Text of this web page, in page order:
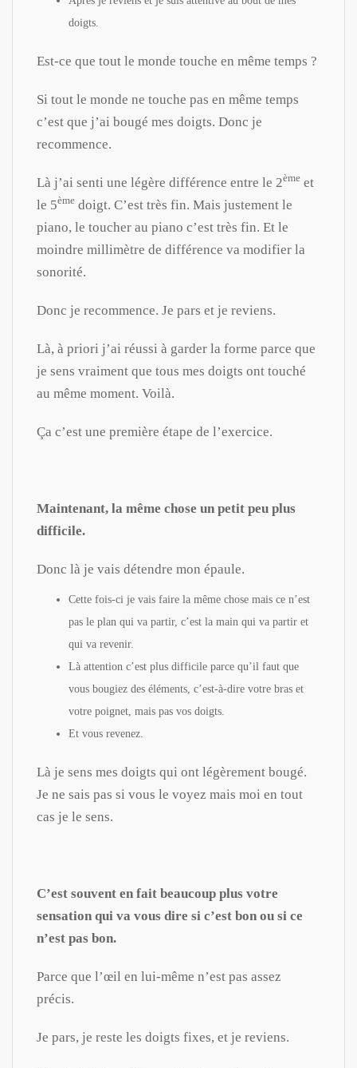
doigts.
Est-ce que tout le monde touche en même temps ?
Si tout le monde ne touche pas en même temps
c’est que j’ai bougé mes doigts. Donc je
recommence.
Là j’ai senti une légère différence entre le 2ème et
le 5ème doigt. C’est très fin. Mais justement le
piano, le toucher au piano c’est très fin. Et le
moindre millimètre de différence va modifier la
sonorité.
Donc je recommence. Je pars et je reviens.
Là, à priori j’ai réussi à garder la forme parce que
je sens vraiment que tous mes doigts ont touché
au même moment. Voilà.
Ça c’est une première étape de l’exercice.
Maintenant, la même chose un petit peu plus
difficile.
Donc là je vais détendre mon épaule.
Cette fois-ci je vais faire la même chose mais ce n’est
pas le plan qui va partir, c’est la main qui va partir et
qui va revenir.
Là attention c’est plus difficile parce qu’il faut que
vous bougiez des éléments, c’est-à-dire votre bras et
votre poignet, mais pas vos doigts.
Et vous revenez.
Là je sens mes doigts qui ont légèrement bougé.
Je ne sais pas si vous le voyez mais moi en tout
cas je le sens.
C’est souvent en fait beaucoup plus votre
sensation qui va vous dire si c’est bon ou si ce
n’est pas bon.
Parce que l’œil en lui-même n’est pas assez
précis.
Je pars, je reste les doigts fixes, et je reviens.